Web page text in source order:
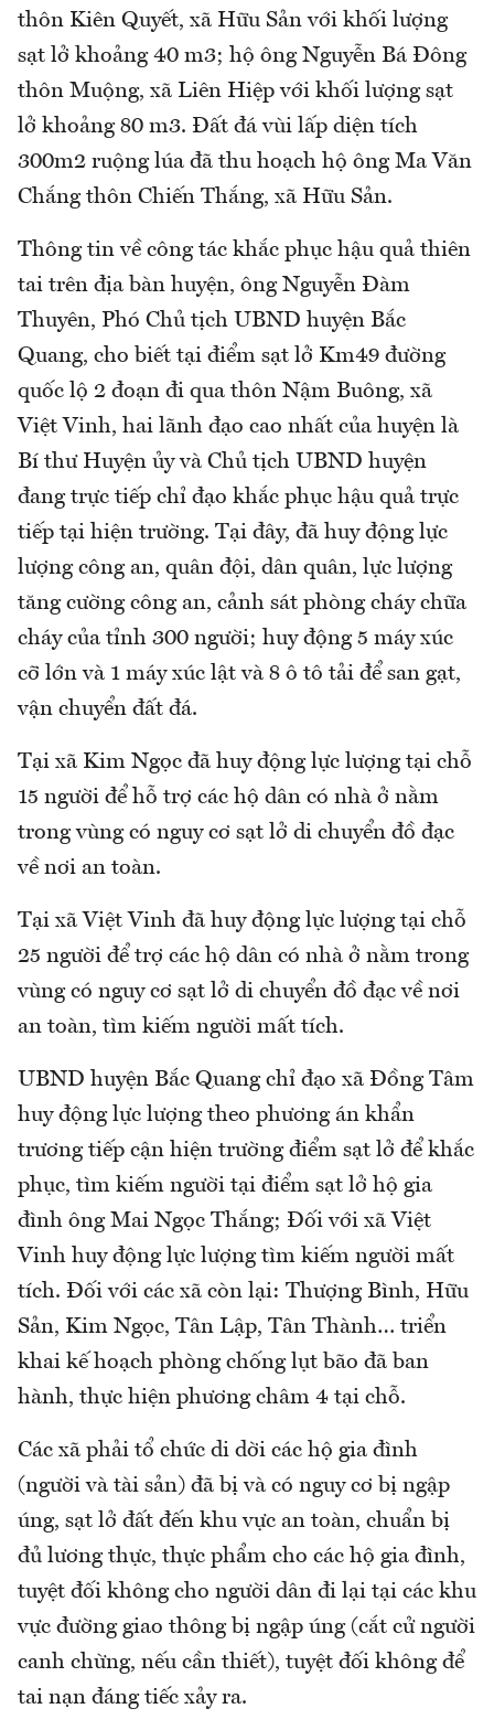
thôn Kiên Quyết, xã Hữu Sản với khối lượng
sạt lở khoảng 40 m3; hộ ông Nguyễn Bá Đông
thôn Muộng, xã Liên Hiệp với khối lượng sạt
lở khoảng 80 m3. Đất đá vùi lấp diện tích
300m2 ruộng lúa đã thu hoạch hộ ông Ma Văn
Chắng thôn Chiến Thắng, xã Hữu Sản.
Thông tin về công tác khắc phục hậu quả thiên
tai trên địa bàn huyện, ông Nguyễn Đàm
Thuyên, Phó Chủ tịch UBND huyện Bắc
Quang, cho biết tại điểm sạt lở Km49 đường
quốc lộ 2 đoạn đi qua thôn Nậm Buông, xã
Việt Vinh, hai lãnh đạo cao nhất của huyện là
Bí thư Huyện ủy và Chủ tịch UBND huyện
đang trực tiếp chỉ đạo khắc phục hậu quả trực
tiếp tại hiện trường. Tại đây, đã huy động lực
lượng công an, quân đội, dân quân, lực lượng
tăng cường công an, cảnh sát phòng cháy chữa
cháy của tỉnh 300 người; huy động 5 máy xúc
cỡ lớn và 1 máy xúc lật và 8 ô tô tải để san gạt,
vận chuyển đất đá.
Tại xã Kim Ngọc đã huy động lực lượng tại chỗ
15 người để hỗ trợ các hộ dân có nhà ở nằm
trong vùng có nguy cơ sạt lở di chuyển đồ đạc
về nơi an toàn.
Tại xã Việt Vinh đã huy động lực lượng tại chỗ
25 người để trợ các hộ dân có nhà ở nằm trong
vùng có nguy cơ sạt lở di chuyển đồ đạc về nơi
an toàn, tìm kiếm người mất tích.
UBND huyện Bắc Quang chỉ đạo xã Đồng Tâm
huy động lực lượng theo phương án khẩn
trương tiếp cận hiện trường điểm sạt lở để khắc
phục, tìm kiếm người tại điểm sạt lở hộ gia
đình ông Mai Ngọc Thắng; Đối với xã Việt
Vinh huy động lực lượng tìm kiếm người mất
tích. Đối với các xã còn lại: Thượng Bình, Hữu
Sản, Kim Ngọc, Tân Lập, Tân Thành… triển
khai kế hoạch phòng chống lụt bão đã ban
hành, thực hiện phương châm 4 tại chỗ.
Các xã phải tổ chức di dời các hộ gia đình
(người và tài sản) đã bị và có nguy cơ bị ngập
úng, sạt lở đất đến khu vực an toàn, chuẩn bị
đủ lương thực, thực phẩm cho các hộ gia đình,
tuyệt đối không cho người dân đi lại tại các khu
vực đường giao thông bị ngập úng (cắt cử người
canh chừng, nếu cần thiết), tuyệt đối không để
tai nạn đáng tiếc xảy ra.